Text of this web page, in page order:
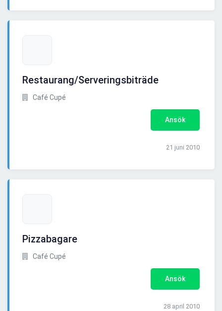
Restaurang/Serveringsbiträde
Café Cupé
Ansök
21 juni 2010
Pizzabagare
Café Cupé
Ansök
28 april 2010